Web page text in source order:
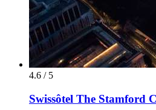
4.6 / 5
Swissôtel The Stamford